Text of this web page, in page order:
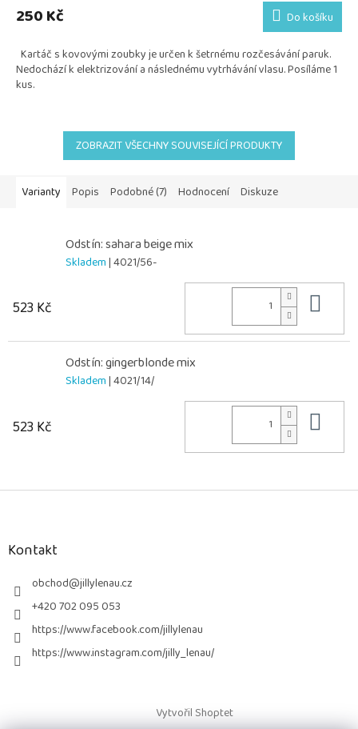
produktu
je
5
hvězdiček.
250 Kč Do košíku
Kartáč s kovovými zoubky je určen k šetrnému rozčesávání paruk.
Nedochází k elektrizování a následnému vytrhávání vlasu. Posíláme 1
kus.
ZOBRAZIT VŠECHNY SOUVISEJÍCÍ PRODUKTY
Varianty Popis Podobné (7) Hodnocení Diskuze
Odstín: sahara beige mix
Skladem| 4021/56-
523 Kč
Odstín: gingerblonde mix
Skladem| 4021/14/
523 Kč
Z
Kontakt
obchod@jillylenau.cz
+420 702 095 053
https://www.facebook.com/jillylenau
https://www.instagram.com/jilly_lenau/
Vytvořil Shoptet